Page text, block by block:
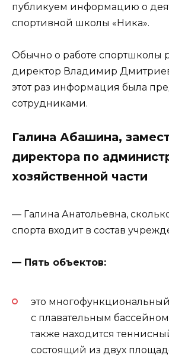
публикуем информацию о
спортивной школы «Ника».
Обычно о работе спортшколы
директор Владимир
этот раз информация была
сотрудниками.
Галина Абашина,
директора по
хозяйственной части
— Галина Анатольевна,
спорта входит в состав
— Пять объектов:
это
с плавательным бассейном
также находится
состоящий из двух